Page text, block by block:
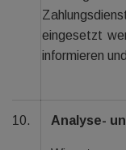
eingesetzt
informieren
10. Analyse-